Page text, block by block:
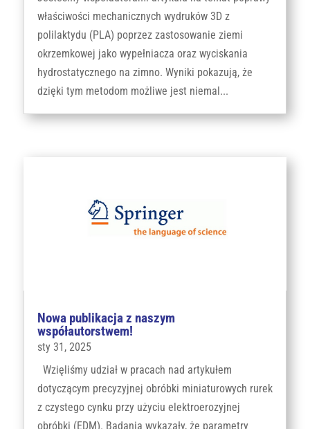
właściwości mechanicznych wydruków 3D z
polilaktydu (PLA) poprzez zastosowanie ziemi
okrzemkowej jako wypełniacza oraz wyciskania
hydrostatycznego na zimno. Wyniki pokazują, że
dzięki tym metodom możliwe jest niemal...
Nowa publikacja z naszym
współautorstwem!
sty 31, 2025
Wzięliśmy udział w pracach nad artykułem
dotyczącym precyzyjnej obróbki miniaturowych rurek
z czystego cynku przy użyciu elektroerozyjnej
obróbki (EDM). Badania wykazały, że parametry